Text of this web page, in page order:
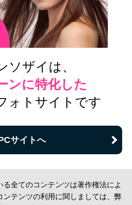
ソザイは、
ンに特化した
ォトサイトです
サイトへ
全てのコンテンツは著作権法によ
ンテンツの利用に関しましては、弊